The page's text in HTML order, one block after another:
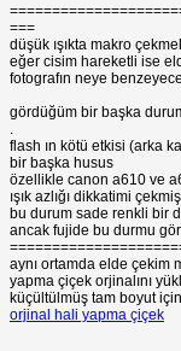
===
düşük ışıkta makro
eğer cisim hareketli ise
fotografın neye
gördüğüm bir başka
flash ın kötü etkisi (arka
bir başka husus
özellikle canon a610 ve
ışık azlığı dikkatimi
bu durum sade renkli bir
ancak fujide bu durmu
aynı ortamda elde çekim
yapma çiçek orjinalını
küçültülmüş tam boyut
orjinal hali yapma çiçek